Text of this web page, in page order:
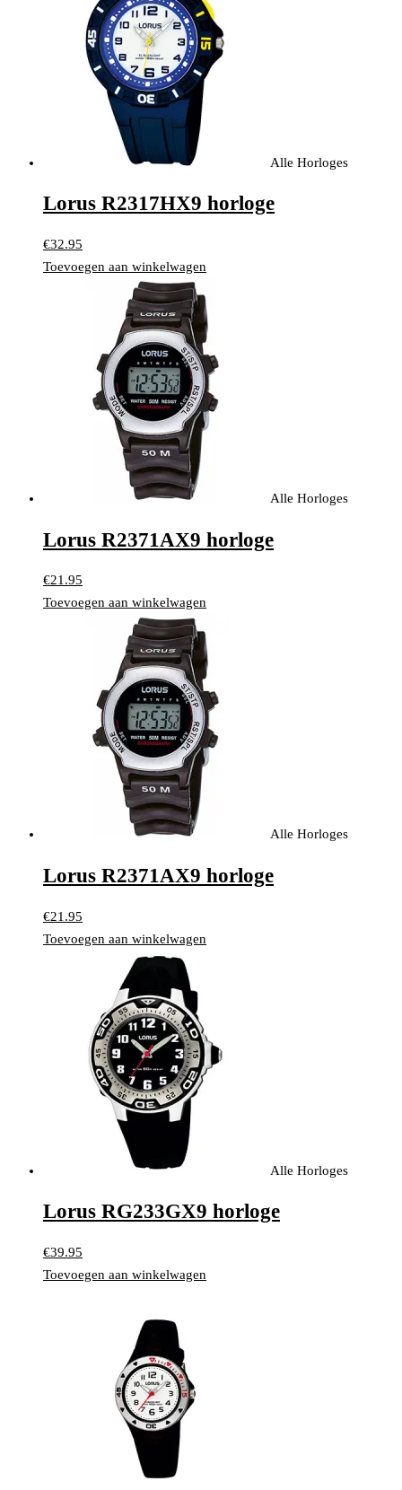
Alle Horloges
Lorus R2317HX9 horloge
€32.95
Toevoegen aan winkelwagen
Alle Horloges
Lorus R2371AX9 horloge
€21.95
Toevoegen aan winkelwagen
Alle Horloges
Lorus R2371AX9 horloge
€21.95
Toevoegen aan winkelwagen
Alle Horloges
Lorus RG233GX9 horloge
€39.95
Toevoegen aan winkelwagen